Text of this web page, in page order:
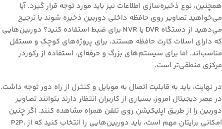
همچنین، نوع ذخیره‌سازی اطلاعات نیز باید مورد توجه قرار گیرد. آیا
می‌خواهید تصاویر روی حافظه داخلی دوربین ذخیره شوند یا ترجیح
می‌دهید از دستگاه DVR یا NVR برای ضبط استفاده کنید؟ دوربین‌هایی
که دارای اسلات کارت حافظه هستند، برای پروژه‌های کوچک و مستقل
مناسب‌اند. اما برای سیستم‌های بزرگ و حرفه‌ای، استفاده از رکوردر
مرکزی منطقی‌تر است.
در نهایت، باید به قابلیت اتصال به موبایل و کنترل از راه دورتوجه داشت.
در عصر دیجیتال امروز، بسیاری از کاربران انتظار دارند بتوانند تصاویر
دوربین را از طریق اپلیکیشن روی تلفن همراه مشاهده کنند. اگر چنین
امکانی برایتان مهم است، باید دوربین‌هایی را انتخاب کنید که از P2P،